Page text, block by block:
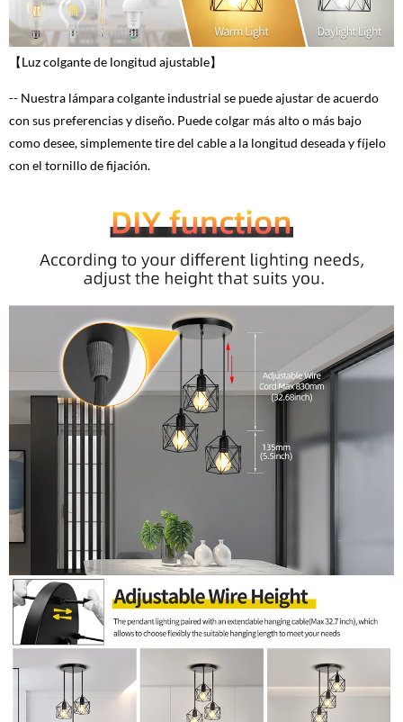
【Luz colgante de longitud ajustable】
-- Nuestra lámpara colgante industrial se puede ajustar de acuerdo
con sus preferencias y diseño. Puede colgar más alto o más bajo
como desee, simplemente tire del cable a la longitud deseada y fíjelo
con el tornillo de fijación.